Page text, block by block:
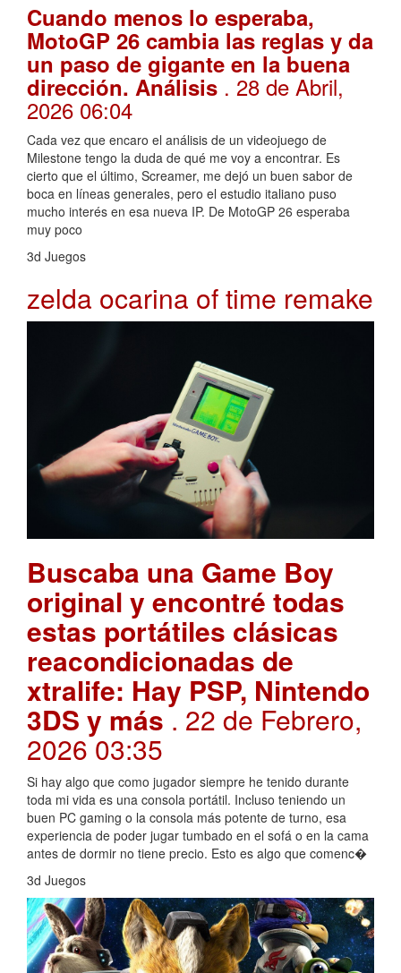
Cuando menos lo esperaba,
MotoGP 26 cambia las reglas y da
un paso de gigante en la buena
dirección. Análisis . 28 de Abril,
2026 06:04
Cada vez que encaro el análisis de un videojuego de
Milestone tengo la duda de qué me voy a encontrar. Es
cierto que el último, Screamer, me dejó un buen sabor de
boca en líneas generales, pero el estudio italiano puso
mucho interés en esa nueva IP. De MotoGP 26 esperaba
muy poco
3d Juegos
zelda ocarina of time remake
Buscaba una Game Boy
original y encontré todas
estas portátiles clásicas
reacondicionadas de
xtralife: Hay PSP, Nintendo
3DS y más. 22 de Febrero,
2026 03:35
Si hay algo que como jugador siempre he tenido durante
toda mi vida es una consola portátil. Incluso teniendo un
buen PC gaming o la consola más potente de turno, esa
experiencia de poder jugar tumbado en el sofá o en la cama
antes de dormir no tiene precio. Esto es algo que comenc�
3d Juegos